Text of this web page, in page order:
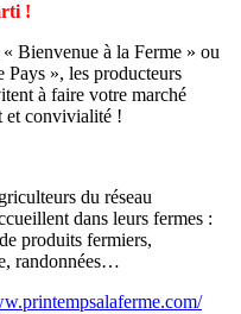
!
Bienvenue à la Ferme » ou
Pays », les producteurs
à faire votre marché
et convivialité !
du réseau
dans leurs fermes :
produits fermiers,
randonnées…